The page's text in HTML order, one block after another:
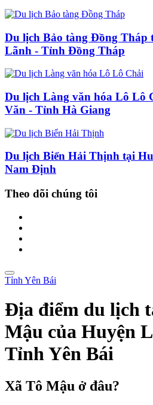
Du lịch Bảo tàng Đồng Tháp
Lãnh - Tỉnh Đồng Tháp
Du lịch Làng văn hóa Lô Lô
Văn - Tỉnh Hà Giang
Du lịch Biển Hải Thịnh tại
Nam Định
Theo dõi chúng tôi
Tỉnh Yên Bái
Địa điểm du lịch
Mậu của Huyện
Tỉnh Yên Bái
Xã Tô Mậu ở đâu?